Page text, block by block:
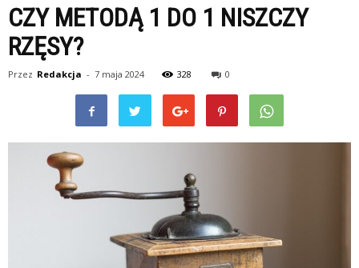
CZY METODĄ 1 DO 1 NISZCZY
RZĘSY?
Przez Redakcja - 7 maja 2024 328 0